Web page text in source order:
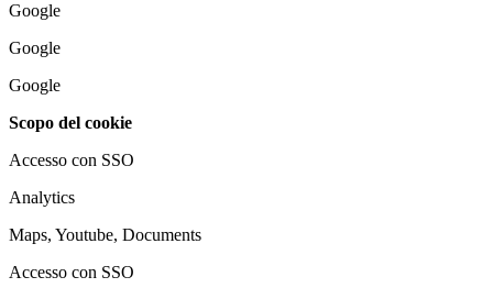
Google
Google
Google
Scopo del cookie
Accesso con SSO
Analytics
Maps, Youtube, Documents
Accesso con SSO